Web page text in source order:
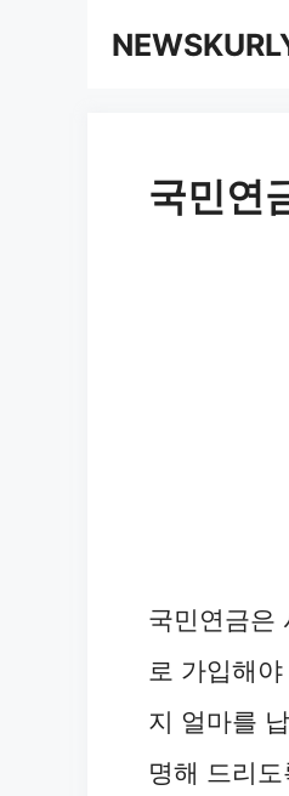
국민연
국민연금은
로 가입해
지 얼마를
명해 드리